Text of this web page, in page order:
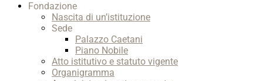
Fondazione
Nascita di un’istituzione
Sede
Palazzo Caetani
Piano Nobile
Atto istitutivo e statuto vigente
Organigramma